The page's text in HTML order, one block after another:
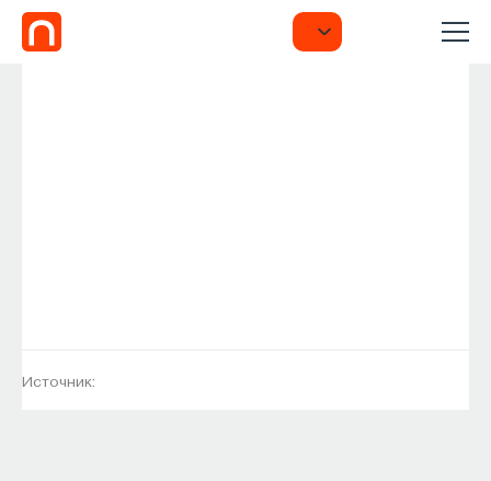
Источник: